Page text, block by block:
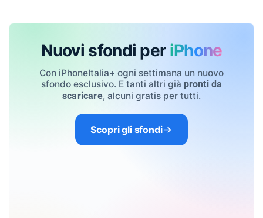
Nuovi sfondi per iPhone
Con iPhoneItalia+ ogni settimana un nuovo
sfondo esclusivo. E tanti altri già pronti da
scaricare, alcuni gratis per tutti.
Scopri gli sfondi